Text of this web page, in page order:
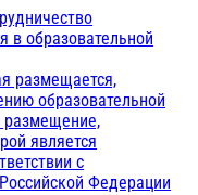
в образовательной
размещается,
образовательной
размещение,
является
с
Федерации